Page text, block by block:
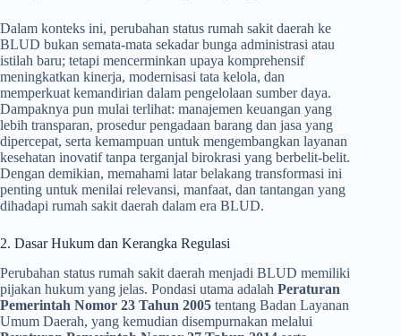
Dalam konteks ini, perubahan status rumah sakit daerah ke
BLUD bukan semata-mata sekadar bunga administrasi atau
istilah baru; tetapi mencerminkan upaya komprehensif
meningkatkan kinerja, modernisasi tata kelola, dan
memperkuat kemandirian dalam pengelolaan sumber daya.
Dampaknya pun mulai terlihat: manajemen keuangan yang
lebih transparan, prosedur pengadaan barang dan jasa yang
dipercepat, serta kemampuan untuk mengembangkan layanan
kesehatan inovatif tanpa terganjal birokrasi yang berbelit-belit.
Dengan demikian, memahami latar belakang transformasi ini
penting untuk menilai relevansi, manfaat, dan tantangan yang
dihadapi rumah sakit daerah dalam era BLUD.
2. Dasar Hukum dan Kerangka Regulasi
Perubahan status rumah sakit daerah menjadi BLUD memiliki
pijakan hukum yang jelas. Pondasi utama adalah Peraturan
Pemerintah Nomor 23 Tahun 2005 tentang Badan Layanan
Umum Daerah, yang kemudian disempurnakan melalui